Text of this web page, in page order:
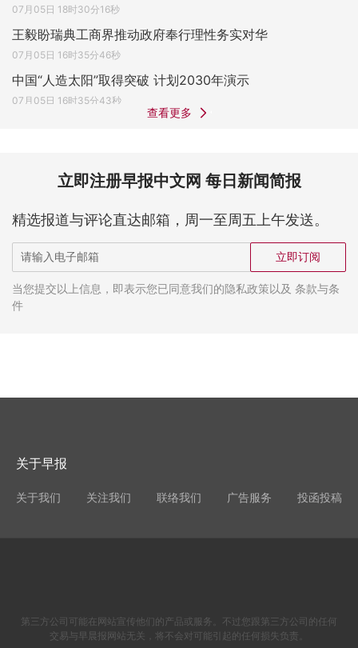
07月05日 18时30分16秒
王毅盼瑞典工商界推动政府奉行理性务实对华
07月05日 16时35分46秒
中国“人造太阳”取得突破 计划2030年演示
07月05日 16时35分43秒
查看更多
立即注册早报中文网 每日新闻简报
精选报道与评论直达邮箱，周一至周五上午发送。
立即订阅
当您提交以上信息，即表示您已同意我们的隐私政策以及 条款与条
件
关于早报
关于我们 关注我们 联络我们 广告服务 投函投稿
第三方公司可能在网站宣传他们的产品或服务。不过您跟第三方公司的任何
交易与早晨报网站无关，将不会对可能引起的任何损失负责。